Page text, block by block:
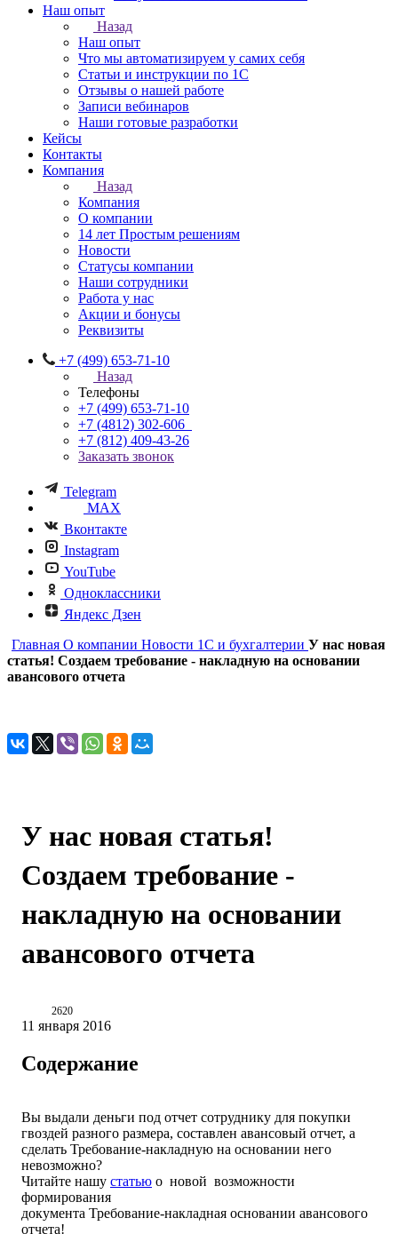
Наш опыт
Назад
Наш опыт
Что мы автоматизируем у самих себя
Статьи и инструкции по 1С
Отзывы о нашей работе
Записи вебинаров
Наши готовые разработки
Кейсы
Контакты
Компания
Назад
Компания
О компании
14 лет Простым решениям
Новости
Статусы компании
Наши сотрудники
Работа у нас
Акции и бонусы
Реквизиты
+7 (499) 653-71-10
Назад
Телефоны
+7 (499) 653-71-10
+7 (4812) 302-606
+7 (812) 409-43-26
Заказать звонок
Telegram
MAX
Вконтакте
Instagram
YouTube
Одноклассники
Яндекс Дзен
Главная О компании Новости 1С и бухгалтерии У нас новая
статья! Создаем требование - накладную на основании
авансового отчета
У нас новая статья!
Создаем требование -
накладную на основании
авансового отчета
2620
11 января 2016
Содержание
Вы выдали деньги под отчет сотруднику для покупки
гвоздей разного размера, составлен авансовый отчет, а
сделать Требование-накладную на основании него
невозможно?
Читайте нашу статью о новой возможности
формирования
документа Требование-накладная основании авансового
отчета!